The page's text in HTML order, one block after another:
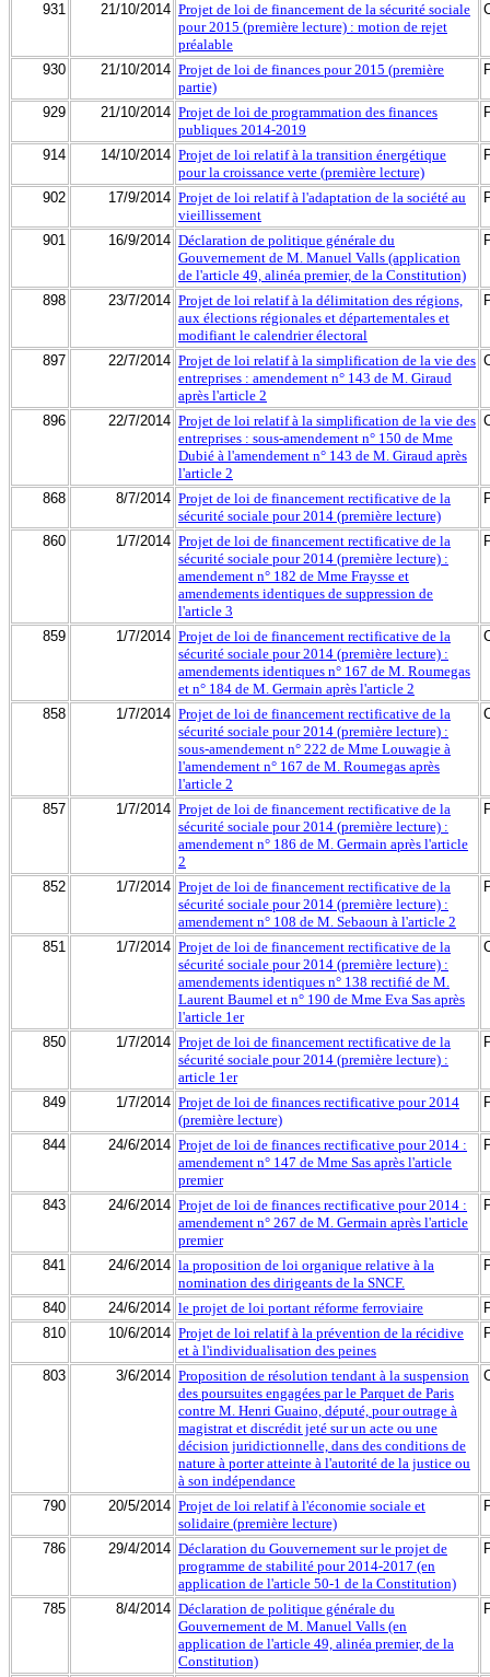
931 21/10/2014 Projet de loi de financement de la sécurité sociale
pour 2015 (première lecture) : motion de rejet
préalable
930 21/10/2014 Projet de loi de finances pour 2015 (première
partie)
929 21/10/2014 Projet de loi de programmation des finances
publiques 2014-2019
914 14/10/2014 Projet de loi relatif à la transition énergétique
pour la croissance verte (première lecture)
902 17/9/2014 Projet de loi relatif à l'adaptation de la société au
vieillissement
901 16/9/2014 Déclaration de politique générale du
Gouvernement de M. Manuel Valls (application
de l'article 49, alinéa premier, de la Constitution)
898 23/7/2014 Projet de loi relatif à la délimitation des régions,
aux élections régionales et départementales et
modifiant le calendrier électoral
897 22/7/2014 Projet de loi relatif à la simplification de la vie des
entreprises : amendement n° 143 de M. Giraud
après l'article 2
896 22/7/2014 Projet de loi relatif à la simplification de la vie des
entreprises : sous-amendement n° 150 de Mme
Dubié à l'amendement n° 143 de M. Giraud après
l'article 2
868 8/7/2014 Projet de loi de financement rectificative de la
sécurité sociale pour 2014 (première lecture)
860 1/7/2014 Projet de loi de financement rectificative de la
sécurité sociale pour 2014 (première lecture) :
amendement n° 182 de Mme Fraysse et
amendements identiques de suppression de
l'article 3
859 1/7/2014 Projet de loi de financement rectificative de la
sécurité sociale pour 2014 (première lecture) :
amendements identiques n° 167 de M. Roumegas
et n° 184 de M. Germain après l'article 2
858 1/7/2014 Projet de loi de financement rectificative de la
sécurité sociale pour 2014 (première lecture) :
sous-amendement n° 222 de Mme Louwagie à
l'amendement n° 167 de M. Roumegas après
l'article 2
857 1/7/2014 Projet de loi de financement rectificative de la
sécurité sociale pour 2014 (première lecture) :
amendement n° 186 de M. Germain après l'article
2
852 1/7/2014 Projet de loi de financement rectificative de la
sécurité sociale pour 2014 (première lecture) :
amendement n° 108 de M. Sebaoun à l'article 2
851 1/7/2014 Projet de loi de financement rectificative de la
sécurité sociale pour 2014 (première lecture) :
amendements identiques n° 138 rectifié de M.
Laurent Baumel et n° 190 de Mme Eva Sas après
l'article 1er
850 1/7/2014 Projet de loi de financement rectificative de la
sécurité sociale pour 2014 (première lecture) :
article 1er
849 1/7/2014 Projet de loi de finances rectificative pour 2014
(première lecture)
844 24/6/2014 Projet de loi de finances rectificative pour 2014 :
amendement n° 147 de Mme Sas après l'article
premier
843 24/6/2014 Projet de loi de finances rectificative pour 2014 :
amendement n° 267 de M. Germain après l'article
premier
841 24/6/2014 la proposition de loi organique relative à la
nomination des dirigeants de la SNCF.
840 24/6/2014 le projet de loi portant réforme ferroviaire
810
10/6/2014 Projet de loi relatif à la prévention de la récidive
et à l'individualisation des peines
803 3/6/2014 Proposition de résolution tendant à la suspension
des poursuites engagées par le Parquet de Paris
contre M. Henri Guaino, député, pour outrage à
magistrat et discrédit jeté sur un acte ou une
décision juridictionnelle, dans des conditions de
nature à porter atteinte à l'autorité de la justice ou
à son indépendance
790 20/5/2014 Projet de loi relatif à l'économie sociale et
solidaire (première lecture)
786 29/4/2014 Déclaration du Gouvernement sur le projet de
programme de stabilité pour 2014-2017 (en
application de l'article 50-1 de la Constitution)
785 8/4/2014 Déclaration de politique générale du
Gouvernement de M. Manuel Valls (en
application de l'article 49, alinéa premier, de la
Constitution)